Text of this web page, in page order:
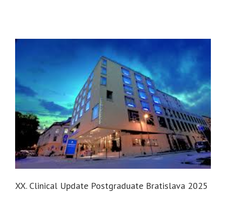
XX. Clinical Update Postgraduate Bratislava 2025